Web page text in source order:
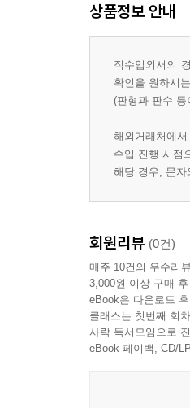
상품정보 안내
직수입외서의
확인을 원하시
(판형과 판수
해외거래처에
수입 진행 시점
해당 경우, 문자
회원리뷰 (0건)
매주 10건의 우수리
3,000원 이상 구매
eBook은 다운로드
클래스는 첫번째 회
사락 독서모임으로
eBook 페이백, CD/